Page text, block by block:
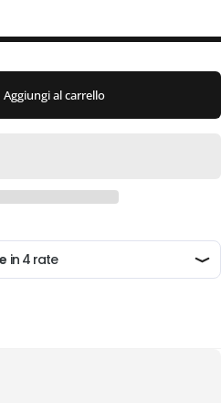
Aggiungi al carrello